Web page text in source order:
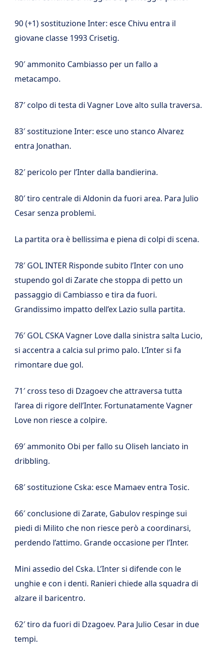
90 (+1) sostituzione Inter: esce Chivu entra il
giovane classe 1993 Crisetig.
90′ ammonito Cambiasso per un fallo a
metacampo.
87′ colpo di testa di Vagner Love alto sulla traversa.
83′ sostituzione Inter: esce uno stanco Alvarez
entra Jonathan.
82′ pericolo per l’Inter dalla bandierina.
80′ tiro centrale di Aldonin da fuori area. Para Julio
Cesar senza problemi.
La partita ora è bellissima e piena di colpi di scena.
78′ GOL INTER Risponde subito l’Inter con uno
stupendo gol di Zarate che stoppa di petto un
passaggio di Cambiasso e tira da fuori.
Grandissimo impatto dell’ex Lazio sulla partita.
76′ GOL CSKA Vagner Love dalla sinistra salta Lucio,
si accentra a calcia sul primo palo. L’Inter si fa
rimontare due gol.
71′ cross teso di Dzagoev che attraversa tutta
l’area di rigore dell’Inter. Fortunatamente Vagner
Love non riesce a colpire.
69′ ammonito Obi per fallo su Oliseh lanciato in
dribbling.
68′ sostituzione Cska: esce Mamaev entra Tosic.
66′ conclusione di Zarate, Gabulov respinge sui
piedi di Milito che non riesce però a coordinarsi,
perdendo l’attimo. Grande occasione per l’Inter.
Mini assedio del Cska. L’Inter si difende con le
unghie e con i denti. Ranieri chiede alla squadra di
alzare il baricentro.
62′ tiro da fuori di Dzagoev. Para Julio Cesar in due
tempi.